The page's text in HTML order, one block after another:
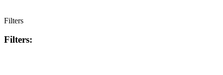
Filters
Filters: